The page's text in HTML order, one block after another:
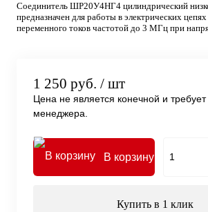
Соединитель ШР20У4НГ4 цилиндрический
предназначен для работы в электрических
переменного токов частотой до 3 МГц при
1 250 руб. / шт
Цена не является конечной и
менеджера.
В корзину
Купить в 1 клик